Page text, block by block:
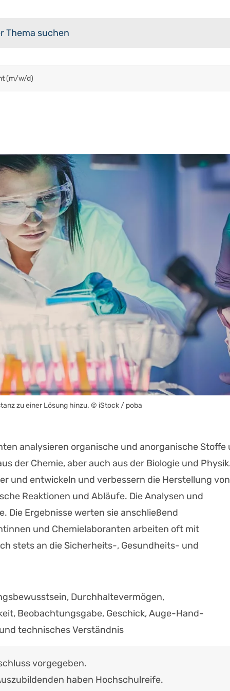
(m/w/d)
zu einer Lösung hinzu. © iStock / poba
analysieren organische und anorganische Stoffe
der Chemie, aber auch aus der Biologie und
und entwickeln und verbessern die Herstellung von
Reaktionen und Abläufe. Die Analysen und
Die Ergebnisse werten sie anschließend
und Chemielaboranten arbeiten oft mit
stets an die Sicherheits-, Gesundheits- und
Durchhaltevermögen,
Beobachtungsgabe, Geschick, Auge-Hand-
technisches Verständnis
vorgegeben.
haben Hochschulreife.